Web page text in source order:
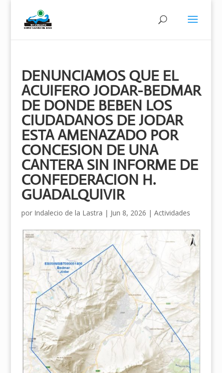
DENUNCIAMOS QUE EL
ACUIFERO JODAR-BEDMAR
DE DONDE BEBEN LOS
CIUDADANOS DE JODAR
ESTA AMENAZADO POR
CONCESION DE UNA
CANTERA SIN INFORME DE
CONFEDERACION H.
GUADALQUIVIR
por Indalecio de la Lastra | Jun 8, 2026 | Actividades